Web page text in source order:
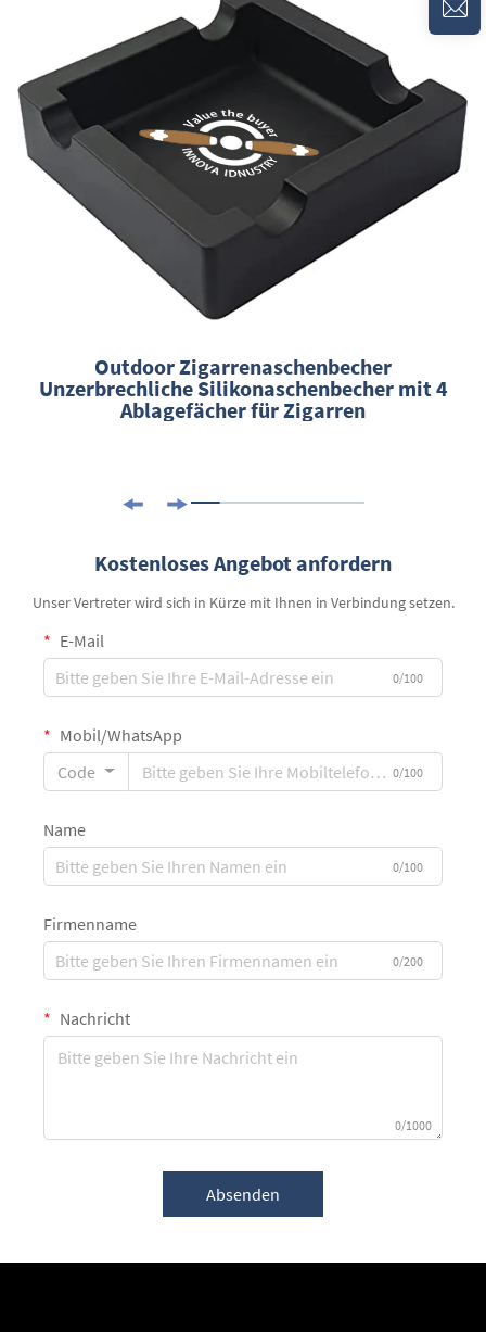
Outdoor Zigarrenaschenbecher
Unzerbrechliche Silikonaschenbecher mit 4
Ablagefächer für Zigarren
Kostenloses Angebot anfordern
Unser Vertreter wird sich in Kürze mit Ihnen in Verbindung setzen.
E-Mail
0/100
Mobil/WhatsApp
Code
0/100
Name
0/100
Firmenname
0/200
Nachricht
0/1000
Absenden